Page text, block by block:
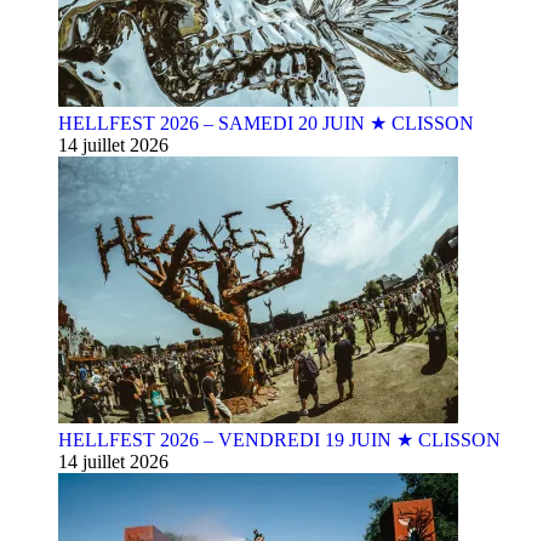
HELLFEST 2026 – SAMEDI 20 JUIN ★ CLISSON
14 juillet 2026
HELLFEST 2026 – VENDREDI 19 JUIN ★ CLISSON
14 juillet 2026